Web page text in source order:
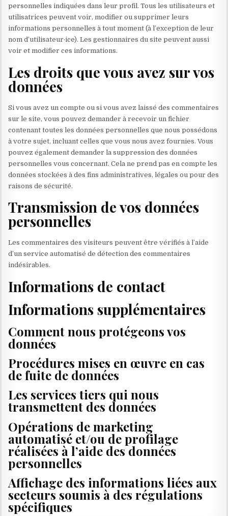
personnelles indiquées dans leur profil. Tous les utilisateurs et
utilisatrices peuvent voir, modifier ou supprimer leurs
informations personnelles à tout moment (à l’exception de leur
nom d’utilisateur·ice). Les gestionnaires du site peuvent aussi
voir et modifier ces informations.
Les droits que vous avez sur vos
données
Si vous avez un compte ou si vous avez laissé des commentaires
sur le site, vous pouvez demander à recevoir un fichier
contenant toutes les données personnelles que nous possédons
à votre sujet, incluant celles que vous nous avez fournies. Vous
pouvez également demander la suppression des données
personnelles vous concernant. Cela ne prend pas en compte les
données stockées à des fins administratives, légales ou pour des
raisons de sécurité.
Transmission de vos données
personnelles
Les commentaires des visiteurs peuvent être vérifiés à l’aide
d’un service automatisé de détection des commentaires
indésirables.
Informations de contact
Informations supplémentaires
Comment nous protégeons vos
données
Procédures mises en œuvre en cas
de fuite de données
Les services tiers qui nous
transmettent des données
Opérations de marketing
automatisé et/ou de profilage
réalisées à l’aide des données
personnelles
Affichage des informations liées aux
secteurs soumis à des régulations
spécifiques